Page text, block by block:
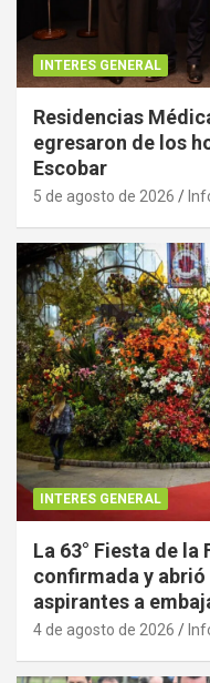
INTERES GENERAL
Residencias
egresaron de los
Escobar
5 de agosto de 2026
INTERES GENERAL
La 63° Fiesta de
confirmada y
aspirantes a
4 de agosto de 2026